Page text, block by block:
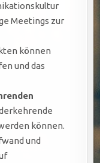
Meetings zur
können
und das
können.
und